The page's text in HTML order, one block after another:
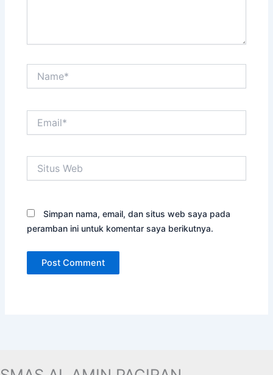
Web
Simpan nama, email, dan situs web saya pada
peramban ini untuk komentar saya berikutnya.